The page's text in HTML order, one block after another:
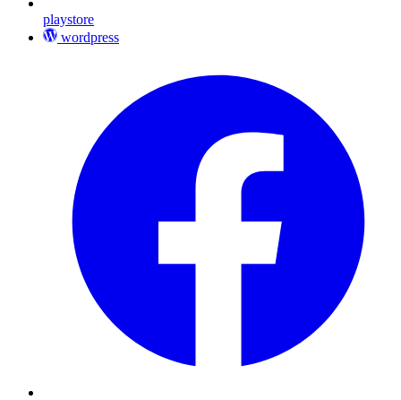
playstore
wordpress